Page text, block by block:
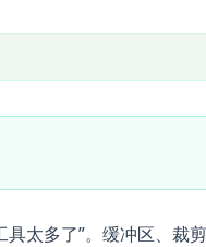
具太多了”。缓冲区、裁